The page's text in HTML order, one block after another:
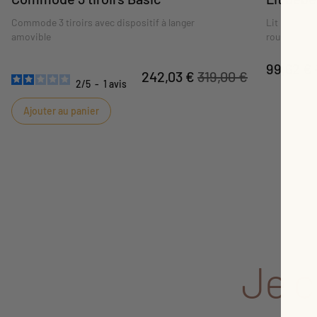
Commode 3 tiroirs avec dispositif à langer
amovible
2/5 - 1 avis 242,03 € 319,00 €
Ajouter au panier
Lit bébé à
roulettes.
99,62 €
Je